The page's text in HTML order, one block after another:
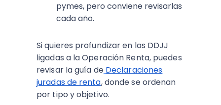
pymes, pero conviene revisarlas
cada año.
Si quieres profundizar en las DDJJ
ligadas a la Operación Renta, puedes
revisar la guía de Declaraciones
juradas de renta, donde se ordenan
por tipo y objetivo.​